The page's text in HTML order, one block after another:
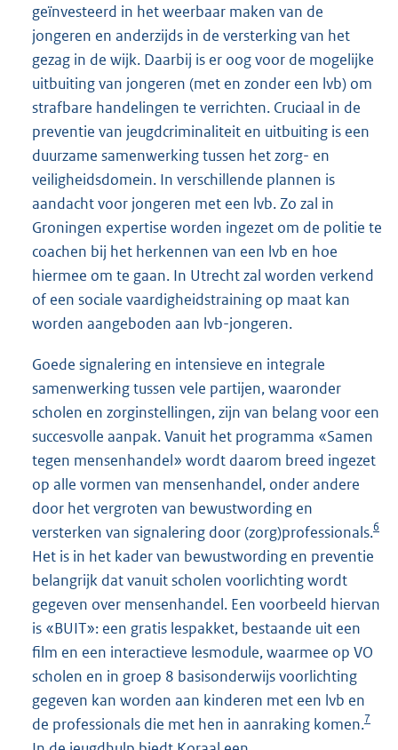
geïnvesteerd in het weerbaar maken van de
jongeren en anderzijds in de versterking van het
gezag in de wijk. Daarbij is er oog voor de mogelijke
uitbuiting van jongeren (met en zonder een lvb) om
strafbare handelingen te verrichten. Cruciaal in de
preventie van jeugdcriminaliteit en uitbuiting is een
duurzame samenwerking tussen het zorg- en
veiligheidsdomein. In verschillende plannen is
aandacht voor jongeren met een lvb. Zo zal in
Groningen expertise worden ingezet om de politie te
coachen bij het herkennen van een lvb en hoe
hiermee om te gaan. In Utrecht zal worden verkend
of een sociale vaardigheidstraining op maat kan
worden aangeboden aan lvb-jongeren.
Goede signalering en intensieve en integrale
samenwerking tussen vele partijen, waaronder
scholen en zorginstellingen, zijn van belang voor een
succesvolle aanpak. Vanuit het programma «Samen
tegen mensenhandel» wordt daarom breed ingezet
op alle vormen van mensenhandel, onder andere
door het vergroten van bewustwording en
versterken van signalering door (zorg)professionals.6
Het is in het kader van bewustwording en preventie
belangrijk dat vanuit scholen voorlichting wordt
gegeven over mensenhandel. Een voorbeeld hiervan
is «BUIT»: een gratis lespakket, bestaande uit een
film en een interactieve lesmodule, waarmee op VO
scholen en in groep 8 basisonderwijs voorlichting
gegeven kan worden aan kinderen met een lvb en
de professionals die met hen in aanraking komen.7